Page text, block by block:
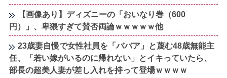
【画像あり】ディズニーの「おいなり巻（600
円）」、卑猥すぎて賛否両論ｗｗｗｗｗ他
23歳妻自慢で女性社員を「ババア」と蔑む48歳無能主
任、「若い嫁がいるのに帰れない」とイキっていたら、
部長の超美人妻が差し入れを持って登場ｗｗｗｗ